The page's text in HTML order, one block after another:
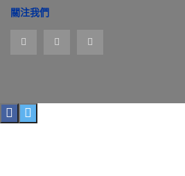
址
關注我們